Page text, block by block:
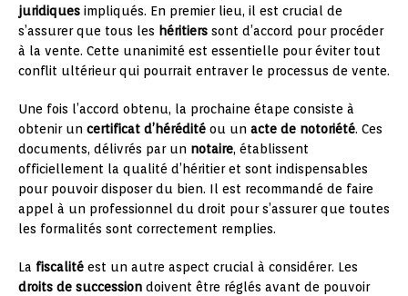
juridiques impliqués. En premier lieu, il est crucial de
s’assurer que tous les héritiers sont d’accord pour procéder
à la vente. Cette unanimité est essentielle pour éviter tout
conflit ultérieur qui pourrait entraver le processus de vente.
Une fois l’accord obtenu, la prochaine étape consiste à
obtenir un certificat d’hérédité ou un acte de notoriété. Ces
documents, délivrés par un notaire, établissent
officiellement la qualité d’héritier et sont indispensables
pour pouvoir disposer du bien. Il est recommandé de faire
appel à un professionnel du droit pour s’assurer que toutes
les formalités sont correctement remplies.
La fiscalité est un autre aspect crucial à considérer. Les
droits de succession doivent être réglés avant de pouvoir